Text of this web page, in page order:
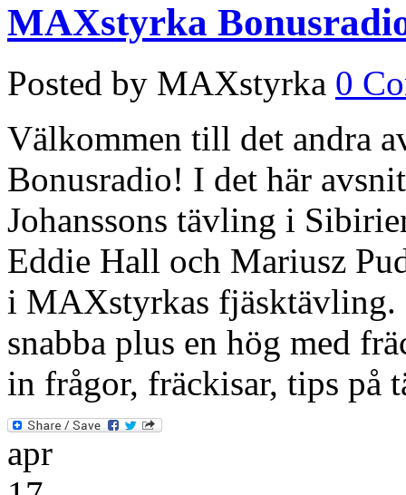
MAXstyrka
Posted by MAXstyrka 0
Välkommen till det andra
Bonusradio! I det här
Johanssons tävling i
Eddie Hall och Mariusz
i MAXstyrkas fjäsktävling.
snabba plus en hög med
in frågor, fräckisar, tips
apr